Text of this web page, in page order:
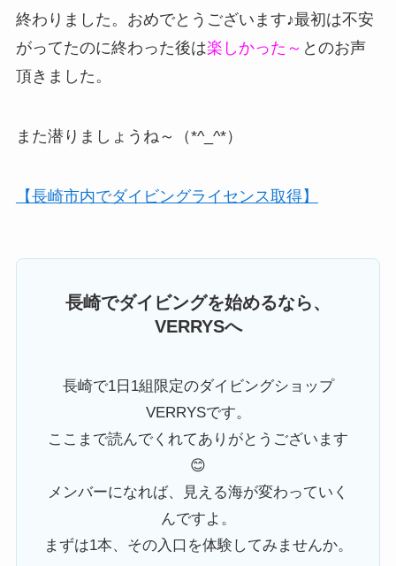
終わりました。おめでとうございます♪最初は不安
がってたのに終わった後は楽しかった～ とのお声
頂きました。
また潜りましょうね～（*^_^*）
【長崎市内でダイビングライセンス取得】
長崎でダイビングを始めるなら、
VERRYSへ
長崎で1日1組限定のダイビングショップ
VERRYSです。
ここまで読んでくれてありがとうございます
😊
メンバーになれば、見える海が変わっていく
んですよ。
まずは1本、その入口を体験してみませんか。